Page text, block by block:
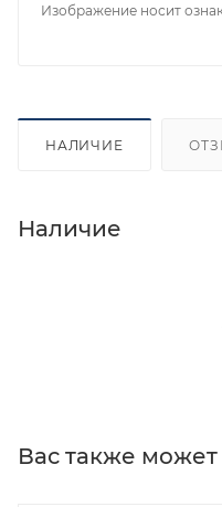
Изображение носит
НАЛИЧИЕ
Наличие
Вас также может